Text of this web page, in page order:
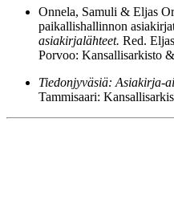
Onnela, Samuli & Eljas
paikallishallinnon
asiakirjalähteet. Red.
Porvoo: Kansallisarkisto
Tiedonjyväsiä: Asiakirja-
Tammisaari: